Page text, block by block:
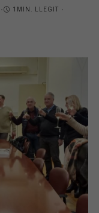
1MIN. LLEGIT